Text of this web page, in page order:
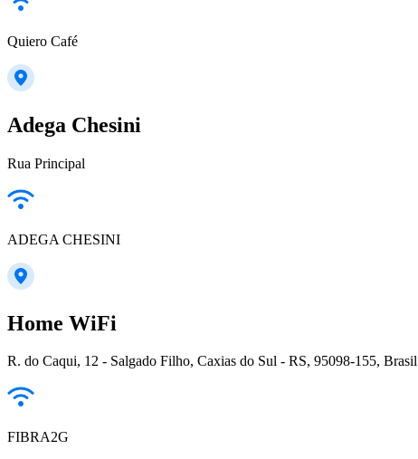
Quiero Café
Adega Chesini
Rua Principal
ADEGA CHESINI
Home WiFi
R. do Caqui, 12 - Salgado Filho, Caxias do Sul - RS, 95098-155, Brasil
FIBRA2G